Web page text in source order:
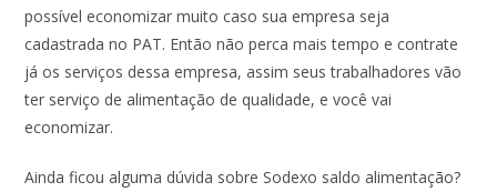
possível economizar muito caso sua empresa seja
cadastrada no PAT. Então não perca mais tempo e contrate
já os serviços dessa empresa, assim seus trabalhadores vão
ter serviço de alimentação de qualidade, e você vai
economizar.
Ainda ficou alguma dúvida sobre Sodexo saldo alimentação?